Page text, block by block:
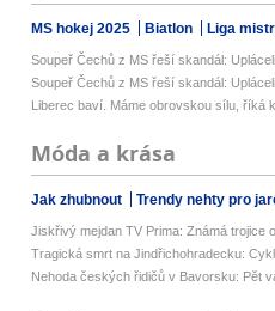
MS hokej 2025 Biatlon Liga
Soupeř Čechů z MS řeší skandál:
Soupeř Čechů z MS řeší skandál:
Liberec baví. Máme obrovskou sílu, říká
Móda a krása
Jak zhubnout Trendy nehty pro
Jiskřivý mejdan TV Prima: Známá trojice
Tragická smrt na Jindřichohradecku:
Nehoda českých řidičů v Bavorsku: Pět